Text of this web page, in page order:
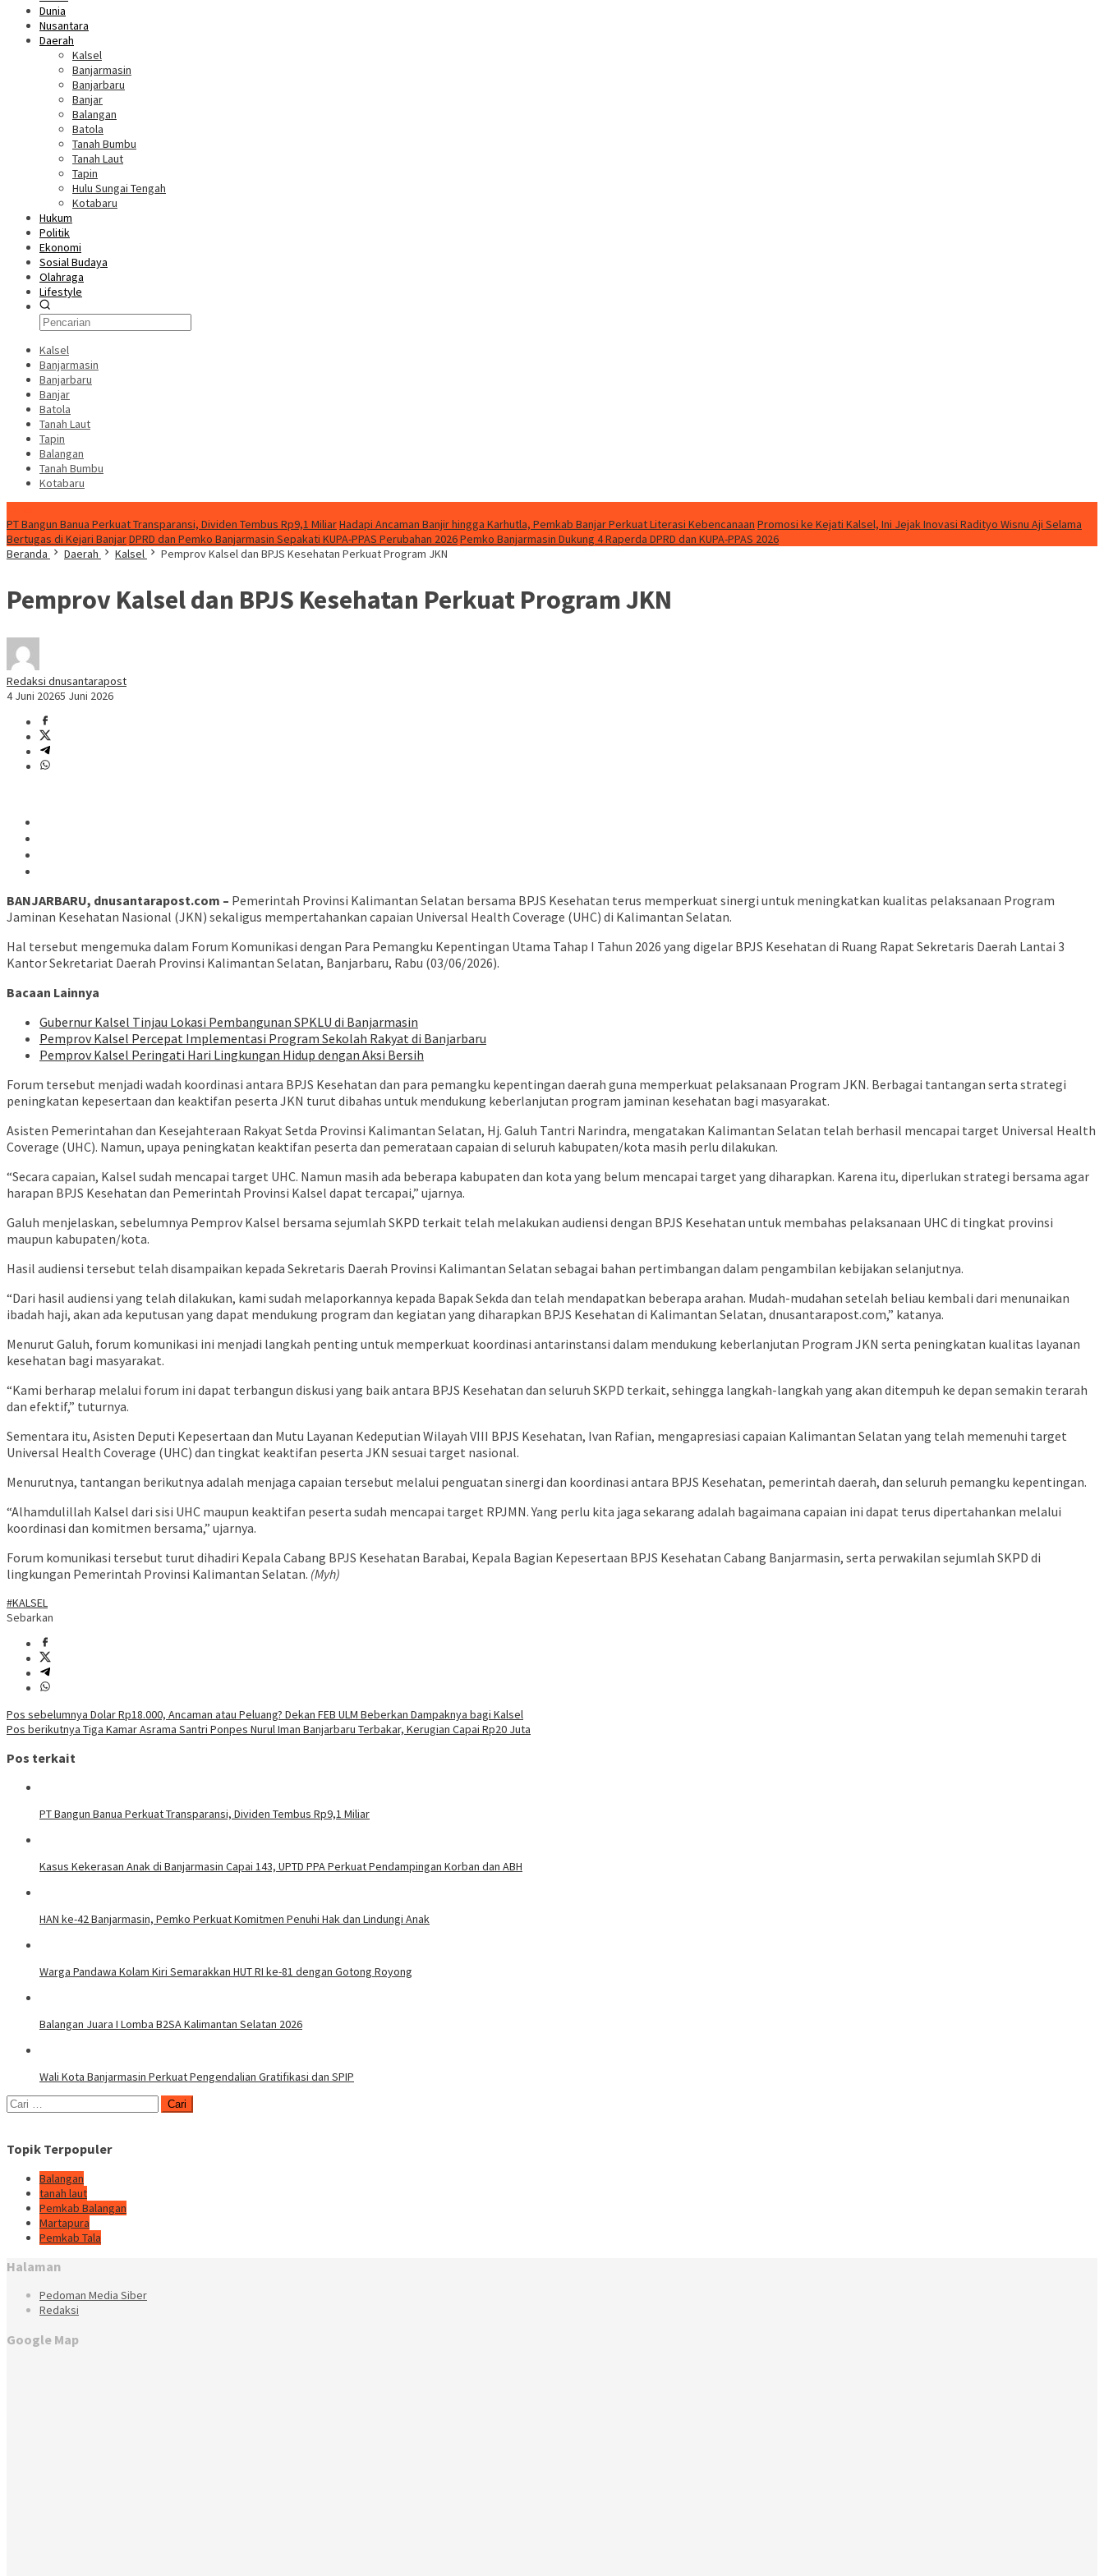
Dunia
Nusantara
Daerah
Kalsel
Banjarmasin
Banjarbaru
Banjar
Balangan
Batola
Tanah Bumbu
Tanah Laut
Tapin
Hulu Sungai Tengah
Kotabaru
Hukum
Politik
Ekonomi
Sosial Budaya
Olahraga
Lifestyle
Kalsel
Banjarmasin
Banjarbaru
Banjar
Batola
Tanah Laut
Tapin
Balangan
Tanah Bumbu
Kotabaru
PT Bangun Banua Perkuat Transparansi, Dividen Tembus Rp9,1 MiliarHadapi Ancaman Banjir hingga Karhutla, Pemkab Banjar Perkuat Literasi Kebencanaan Promosi ke Kejati Kalsel, Ini Jejak Inovasi Radityo Wisnu Aji Selama
Bertugas di Kejari BanjarDPRD dan Pemko Banjarmasin Sepakati KUPA-PPAS Perubahan 2026Pemko Banjarmasin Dukung 4 Raperda DPRD dan KUPA-PPAS 2026
Beranda
Daerah Kalsel Pemprov Kalsel dan BPJS Kesehatan Perkuat Program JKN
Pemprov Kalsel dan BPJS Kesehatan Perkuat Program JKN
Redaksi dnusantarapost
4 Juni 20265 Juni 2026
BANJARBARU, dnusantarapost.com – Pemerintah Provinsi Kalimantan Selatan bersama BPJS Kesehatan terus memperkuat sinergi untuk meningkatkan kualitas pelaksanaan Program
Jaminan Kesehatan Nasional (JKN) sekaligus mempertahankan capaian Universal Health Coverage (UHC) di Kalimantan Selatan.
Hal tersebut mengemuka dalam Forum Komunikasi dengan Para Pemangku Kepentingan Utama Tahap I Tahun 2026 yang digelar BPJS Kesehatan di Ruang Rapat Sekretaris Daerah Lantai 3
Kantor Sekretariat Daerah Provinsi Kalimantan Selatan, Banjarbaru, Rabu (03/06/2026).
Bacaan Lainnya
Gubernur Kalsel Tinjau Lokasi Pembangunan SPKLU di Banjarmasin
Pemprov Kalsel Percepat Implementasi Program Sekolah Rakyat di Banjarbaru
Pemprov Kalsel Peringati Hari Lingkungan Hidup dengan Aksi Bersih
Forum tersebut menjadi wadah koordinasi antara BPJS Kesehatan dan para pemangku kepentingan daerah guna memperkuat pelaksanaan Program JKN. Berbagai tantangan serta strategi
peningkatan kepesertaan dan keaktifan peserta JKN turut dibahas untuk mendukung keberlanjutan program jaminan kesehatan bagi masyarakat.
Asisten Pemerintahan dan Kesejahteraan Rakyat Setda Provinsi Kalimantan Selatan, Hj. Galuh Tantri Narindra, mengatakan Kalimantan Selatan telah berhasil mencapai target Universal Health
Coverage (UHC). Namun, upaya peningkatan keaktifan peserta dan pemerataan capaian di seluruh kabupaten/kota masih perlu dilakukan.
“Secara capaian, Kalsel sudah mencapai target UHC. Namun masih ada beberapa kabupaten dan kota yang belum mencapai target yang diharapkan. Karena itu, diperlukan strategi bersama agar
harapan BPJS Kesehatan dan Pemerintah Provinsi Kalsel dapat tercapai,” ujarnya.
Galuh menjelaskan, sebelumnya Pemprov Kalsel bersama sejumlah SKPD terkait telah melakukan audiensi dengan BPJS Kesehatan untuk membahas pelaksanaan UHC di tingkat provinsi
maupun kabupaten/kota.
Hasil audiensi tersebut telah disampaikan kepada Sekretaris Daerah Provinsi Kalimantan Selatan sebagai bahan pertimbangan dalam pengambilan kebijakan selanjutnya.
“Dari hasil audiensi yang telah dilakukan, kami sudah melaporkannya kepada Bapak Sekda dan telah mendapatkan beberapa arahan. Mudah-mudahan setelah beliau kembali dari menunaikan
ibadah haji, akan ada keputusan yang dapat mendukung program dan kegiatan yang diharapkan BPJS Kesehatan di Kalimantan Selatan, dnusantarapost.com,” katanya.
Menurut Galuh, forum komunikasi ini menjadi langkah penting untuk memperkuat koordinasi antarinstansi dalam mendukung keberlanjutan Program JKN serta peningkatan kualitas layanan
kesehatan bagi masyarakat.
“Kami berharap melalui forum ini dapat terbangun diskusi yang baik antara BPJS Kesehatan dan seluruh SKPD terkait, sehingga langkah-langkah yang akan ditempuh ke depan semakin terarah
dan efektif,” tuturnya.
Sementara itu, Asisten Deputi Kepesertaan dan Mutu Layanan Kedeputian Wilayah VIII BPJS Kesehatan, Ivan Rafian, mengapresiasi capaian Kalimantan Selatan yang telah memenuhi target
Universal Health Coverage (UHC) dan tingkat keaktifan peserta JKN sesuai target nasional.
Menurutnya, tantangan berikutnya adalah menjaga capaian tersebut melalui penguatan sinergi dan koordinasi antara BPJS Kesehatan, pemerintah daerah, dan seluruh pemangku kepentingan.
“Alhamdulillah Kalsel dari sisi UHC maupun keaktifan peserta sudah mencapai target RPJMN. Yang perlu kita jaga sekarang adalah bagaimana capaian ini dapat terus dipertahankan melalui
koordinasi dan komitmen bersama,” ujarnya.
Forum komunikasi tersebut turut dihadiri Kepala Cabang BPJS Kesehatan Barabai, Kepala Bagian Kepesertaan BPJS Kesehatan Cabang Banjarmasin, serta perwakilan sejumlah SKPD di
lingkungan Pemerintah Provinsi Kalimantan Selatan. (Myh)
#KALSEL
Sebarkan
Navigasi
pos
Pos sebelumnya Dolar Rp18.000, Ancaman atau Peluang? Dekan FEB ULM Beberkan Dampaknya bagi Kalsel
Pos berikutnya Tiga Kamar Asrama Santri Ponpes Nurul Iman Banjarbaru Terbakar, Kerugian Capai Rp20 Juta
Pos terkait
PT Bangun Banua Perkuat Transparansi, Dividen Tembus Rp9,1 Miliar
Kasus Kekerasan Anak di Banjarmasin Capai 143, UPTD PPA Perkuat Pendampingan Korban dan ABH
HAN ke-42 Banjarmasin, Pemko Perkuat Komitmen Penuhi Hak dan Lindungi Anak
Warga Pandawa Kolam Kiri Semarakkan HUT RI ke-81 dengan Gotong Royong
Balangan Juara I Lomba B2SA Kalimantan Selatan 2026
Wali Kota Banjarmasin Perkuat Pengendalian Gratifikasi dan SPIP
Cari
untuk:
Topik Terpopuler
Balangan
tanah laut
Pemkab Balangan
Martapura
Pemkab Tala
Halaman
Pedoman Media Siber
Redaksi
Google Map